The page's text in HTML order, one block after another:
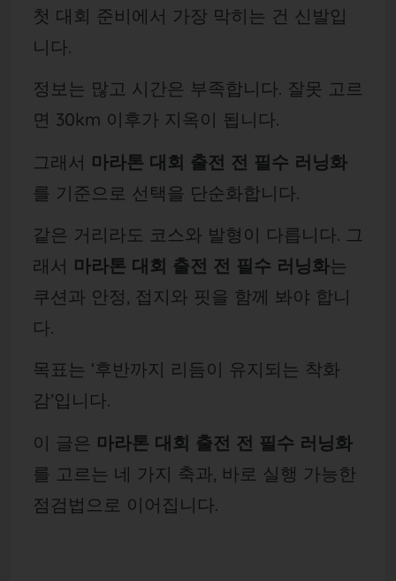
첫 대회 준비에서 가장 막히는 건 신발입
니다.
정보는 많고 시간은 부족합니다. 잘못 고르
면 30km 이후가 지옥이 됩니다.
그래서 마라톤 대회 출전 전 필수 러닝화
를 기준으로 선택을 단순화합니다.
같은 거리라도 코스와 발형이 다릅니다. 그
래서 마라톤 대회 출전 전 필수 러닝화는
쿠션과 안정, 접지와 핏을 함께 봐야 합니
다.
목표는 ‘후반까지 리듬이 유지되는 착화
감’입니다.
이 글은 마라톤 대회 출전 전 필수 러닝화
를 고르는 네 가지 축과, 바로 실행 가능한
점검법으로 이어집니다.